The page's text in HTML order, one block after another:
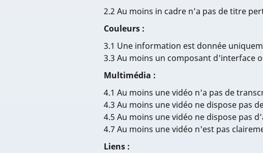
2.2 Au moins in cadre n’a pas de titre
Couleurs :
3.1 Une information est donnée
3.3 Au moins un composant
Multimédia :
4.1 Au moins une vidéo n'a pas de
4.3 Au moins une vidéo ne dispose pas
4.5 Au moins une vidéo ne dispose pas
4.7 Au moins une vidéo n'est pas
Liens :